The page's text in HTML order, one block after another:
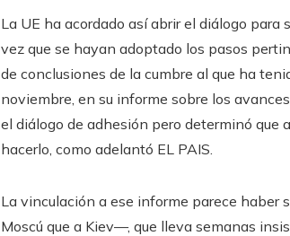
La UE ha acordado así abrir el diálogo para
vez que se hayan adoptado los pasos
de conclusiones de la cumbre al que ha
noviembre, en su informe sobre los
el diálogo de adhesión pero determinó que
hacerlo, como adelantó EL PAIS.
La vinculación a ese informe parece haber
Moscú que a Kiev—, que lleva semanas